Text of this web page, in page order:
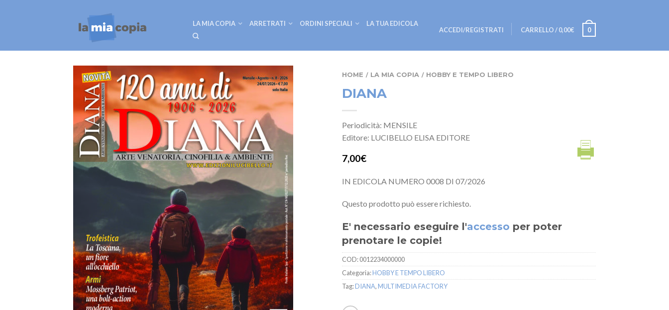
LA MIA COPIA ARRETRATI ORDINI SPECIALI
LA TUA EDICOLA
ACCEDI/REGISTRATI
CARRELLO/0,00€ 0
HOME / LA MIA COPIA / HOBBY E TEMPO LIBERO
DIANA
Periodicità: MENSILE
Editore: LUCIBELLO ELISA EDITORE
7,00€
IN EDICOLA NUMERO 0008 DI 07/2026
Questo prodotto può essere richiesto.
E' necessario eseguire l'accesso per poter
prenotare le copie!
COD:0012234000000
Categoria:HOBBY E TEMPO LIBERO
Tag:DIANA,MULTIMEDIA FACTORY